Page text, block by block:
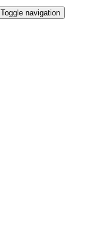
Toggle navigation